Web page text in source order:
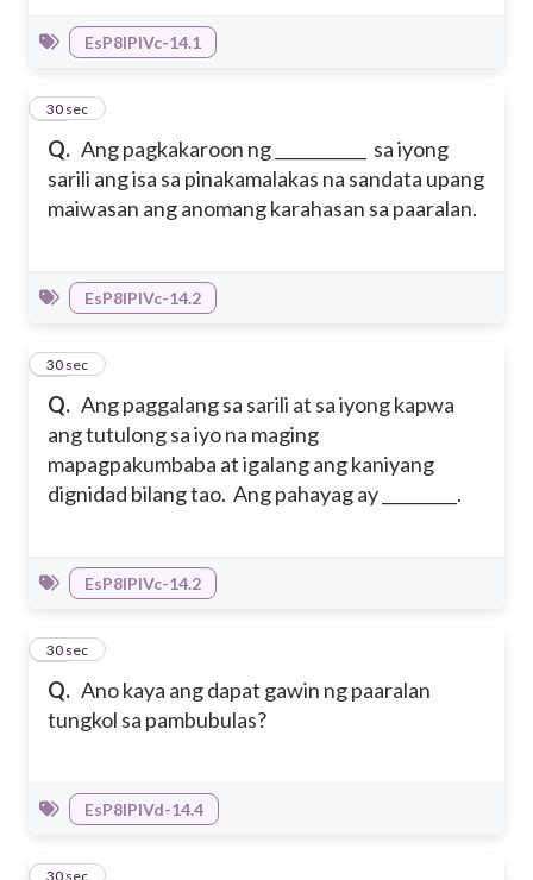
EsP8IPIVc-14.1
Q. Ang pagkakaroon ng ___________ sa iyong
sarili ang isa sa pinakamalakas na sandata upang
maiwasan ang anomang karahasan sa paaralan.
17
30 sec
EsP8IPIVc-14.2
Q. Ang paggalang sa sarili at sa iyong kapwa
ang tutulong sa iyo na maging
mapagpakumbaba at igalang ang kaniyang
dignidad bilang tao. Ang pahayag ay _________.
18
30 sec
EsP8IPIVc-14.2
Q. Ano kaya ang dapat gawin ng paaralan
tungkol sa pambubulas?
19
30 sec
EsP8IPIVd-14.4
20
30 sec